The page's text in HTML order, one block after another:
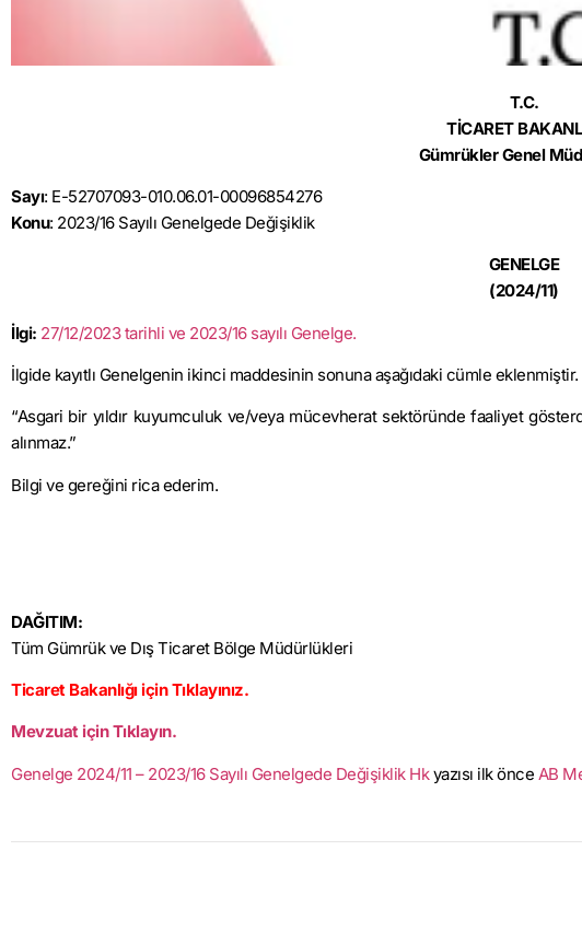
T.C.
TİCARET
Gümrükler Genel
Sayı: E-52707093-010.06.01-00096854276
Konu: 2023/16 Sayılı Genelgede Değişiklik
GENELGE
(2024/11)
İlgi: 27/12/2023 tarihli ve 2023/16 sayılı Genelge.
İlgide kayıtlı Genelgenin ikinci maddesinin sonuna aşağıdaki cümle eklenmiştir.
“Asgari bir yıldır kuyumculuk ve/veya mücevherat sektöründe faaliyet
alınmaz.”
Bilgi ve gereğini rica ederim.
DAĞITIM:
Tüm Gümrük ve Dış Ticaret Bölge Müdürlükleri
Ticaret Bakanlığı için Tıklayınız.
Mevzuat için Tıklayın.
Genelge 2024/11 – 2023/16 Sayılı Genelgede Değişiklik Hkyazısı ilk önce AB